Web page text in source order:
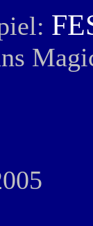
2005